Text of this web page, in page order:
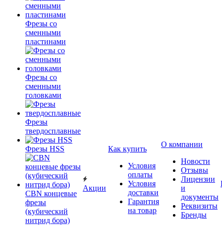
Фрезы со
сменными
пластинами
Фрезы со
сменными
головками
Фрезы
твердосплавные
Фрезы HSS
CBN концевые
фрезы
(кубический
нитрид бора)
Акции
Как купить
Условия
оплаты
Условия
доставки
Гарантия
на товар
О компании
Новости
Отзывы
Лицензии
и
документы
Реквизиты
Бренды